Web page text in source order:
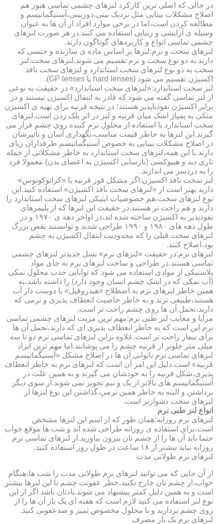
در حالی که اصلی ترین کارکرد لنزهای چشمی تماسی هنوز هم
اصلاح مشکلات بینایی مثل نزدیک بینی،دوربینی،آستیگماتیسم و
مطالعه کردن است،اما در برخی موارد افراد از آن ها به عنوان
وسیله ی آرایشی و زیبایی استفاده می کنند.در هر صورت لنزهای
چشمی تماسی انواع و کاربردهای گوناگون دارند.
لنزهای سخت و نرم:لنزها بر اساس ماده ی سازنده و جنسی که
دارند به دو نوع سخت و نرم تقسیم می شوند.لنزهای سخت:لنز
سخت به دو نوع لنزهای سخت استاندارد و لنزهای سخت نافذ
اکسیژن تقسیم می شود (hard lenses یا GP lenses).
لنز سخت استاندارد:«لنزهای سخت استاندارد» در حقیقت به نوعی
از لنز تماسی گفته می شود که قادر به انتقال اکسیژن نیستند و در
برابر اکسیژن نفوذناپذیر هستند؛ در نتیجه قرنیه برای تهیه ی اکسیژن
متکی به پمپاژ اشک میان قرنیه و لنز در اثر پلک زدن است.لنزهای
سخت استاندارد با استفاده از محلول نرم کننده روی چشم قرار می
گیرند.این لنزها به خاطر قیمت مناسب،نگهداری آسان و تأثیرشان
در اصلاح مشکلات بینایی به خصوص آستیگماتیسم طرفداران زیای
دارند.با این همه،لنزهای سخت استاندارد به خاطر مشکلاتی از جمله
تاری دید و هیپوکسی (نارسایی اکسیژن به اعضای بدن) معمولا فرد
را به دردسر می اندازند.
لنز سخت نافذ اکسیژن:اگر مشکل قوز قرنیه یا «کراتوکونوس»
دارید بهتر است از «لنزهای سخت نافذ اکسیژن» استفاده کنید.این
نوع لنزهای سخت،هم خصوصیات اپتیکی لنزهای سخت استاندارد را
دارند و هم راحت تر هستند.در حقیقت این لنزها که از پلیمرهای
نفوذپذیر به اکسیژن ساخته شده اند،در اواخر دهه ی ۱۹۷۰ و در
طول دهه های ۱۹۸۰ و ۱۹۹۰ طراحی شدند و توانستند نقص بزرگ
لنزهای سخت قبلی را که محدودیت انتقال اکسیژن به چشم
بود،اصلاح کنند.
لنزهای نرم:در حقیقت «لنزهای نرم» نسل جدیدتر لنزهای چشمی
تماسی هستند.در طراحی و ساخت لنزهای نرم به جای مواد
پلاستیکی از موادی استفاده می شود که توانایی جذب محلول نمکی
(آب نمکی که در اشک چشم انسان وجود دارد) را داشته باشد،به
همین خاطر لنزهای نرم به اصطلاح «هیدروفیل» یا دوست دار آب
هستند،طبیعی ترند و به خاطر خاصیت انعطاف پذیری و نرمی که
دارند،تحمل آن ها روی چشم راحت تر است.
مزایا و معایب لنز طبی نرم:مهم ترین مزیت لنزهای چشمی تماسی
نرم این است که به خاطر انعطاف پذیری ای که دارند،تحمل آن ها
برای بیمار راحت تر است.علاوه براین لنزهای تماسی نرم دو تا سه
میلی متر جلوتر از قرنیه چشم را می پوشانند.اما مهم ترین ایراد
لنزهای تماسی نرم ناتوانی آن ها در اصلاح مشکل «آستیگماتیسم
قرنیه» است.دلیل این امر آن است که لنزهای نرم به خاطر انعطاف
پذیری،شکل قرنیه را به خودشان می گیرند و به همین علت در
آستیگماتیسم های بالاتر از یک و نیم تجویز نمی شوند.از سوی دیگر
برداشتن و البته به خاطر همین نرمی،گذاشتن این نوع لنزها از
لنزهای سخت دشوارتر است.
انواع لنز طبی نرم
لنزهای نرم روزانه:همان طور که از اسم این لنزها مشخص
است،برای استفاده ی روزانه طراحی شده اند و شب ها موقع خواب
حتما باید آن ها را از چشم تان بیرون بیاورید.از لنزهای تماسی نرم
روزانه نباید بیشتر از ۱۸ ساعت در طول روز استفاده کنید.
لنزهای نرم طولانی مدت
از آن جایی که می توانید لنزهای نرم طولانی مدت را شب ها،هنگام
خواب،از چشم تان خارج نکنید،خطر عفونت چشم با این لنزها بیشتر
است و به همین دلیل کمتر پیشنهاد می شوند.یادتان باشد اگر از این
نوع لنز استفاده می کنید لازم است که هفته ای یک بار آن ها را از
روی چشم بردارید و با محلول مخصوص تمیز و ضدعفونی کنید.
لنزهای نرم یک بار مصرف